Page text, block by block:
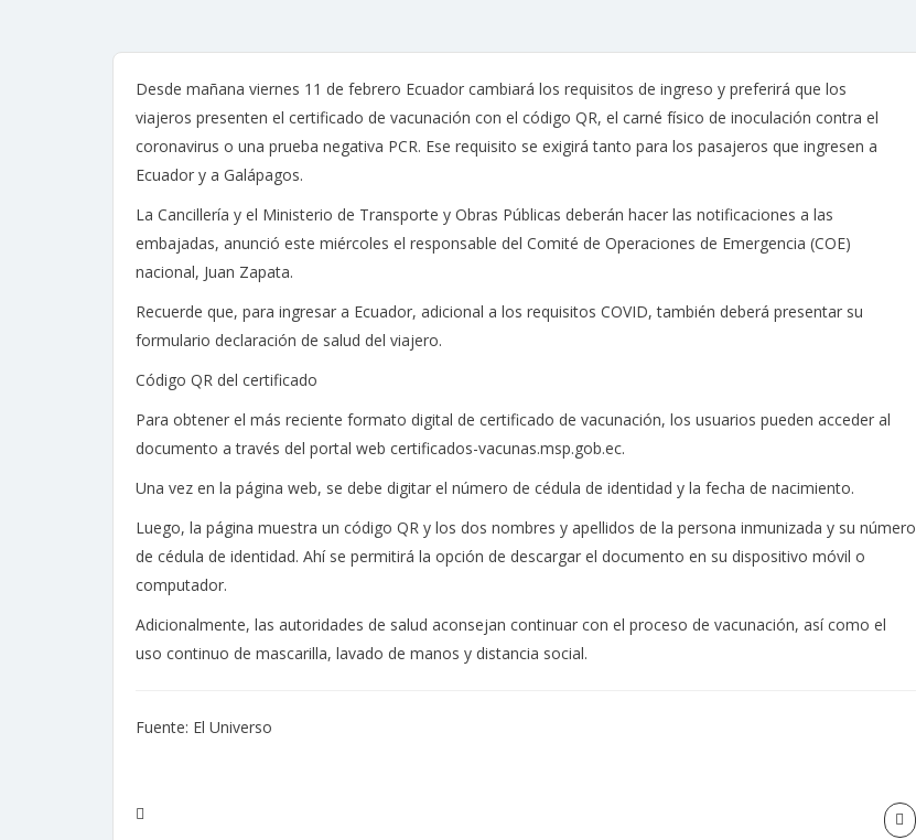
Desde mañana viernes 11 de febrero Ecuador cambiará los requisitos de ingreso y preferirá que los
viajeros presenten el certificado de vacunación con el código QR, el carné físico de inoculación contra el
coronavirus o una prueba negativa PCR. Ese requisito se exigirá tanto para los pasajeros que ingresen a
Ecuador y a Galápagos.
La Cancillería y el Ministerio de Transporte y Obras Públicas deberán hacer las notificaciones a las
embajadas, anunció este miércoles el responsable del Comité de Operaciones de Emergencia (COE)
nacional, Juan Zapata.
Recuerde que, para ingresar a Ecuador, adicional a los requisitos COVID, también deberá presentar su
formulario declaración de salud del viajero.
Código QR del certificado
Para obtener el más reciente formato digital de certificado de vacunación, los usuarios pueden acceder al
documento a través del portal web certificados-vacunas.msp.gob.ec.
Una vez en la página web, se debe digitar el número de cédula de identidad y la fecha de nacimiento.
Luego, la página muestra un código QR y los dos nombres y apellidos de la persona inmunizada y su número
de cédula de identidad. Ahí se permitirá la opción de descargar el documento en su dispositivo móvil o
computador.
Adicionalmente, las autoridades de salud aconsejan continuar con el proceso de vacunación, así como el
uso continuo de mascarilla, lavado de manos y distancia social.
Fuente: El Universo